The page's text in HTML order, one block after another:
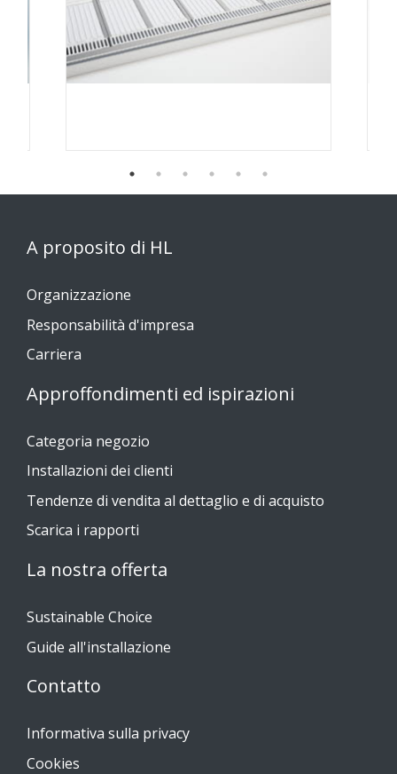
A proposito di HL
Organizzazione
Responsabilità d'impresa
Carriera
Approffondimenti ed ispirazioni
Categoria negozio
Installazioni dei clienti
Tendenze di vendita al dettaglio e di acquisto
Scarica i rapporti
La nostra offerta
Sustainable Choice
Guide all'installazione
Contatto
Informativa sulla privacy
Cookies